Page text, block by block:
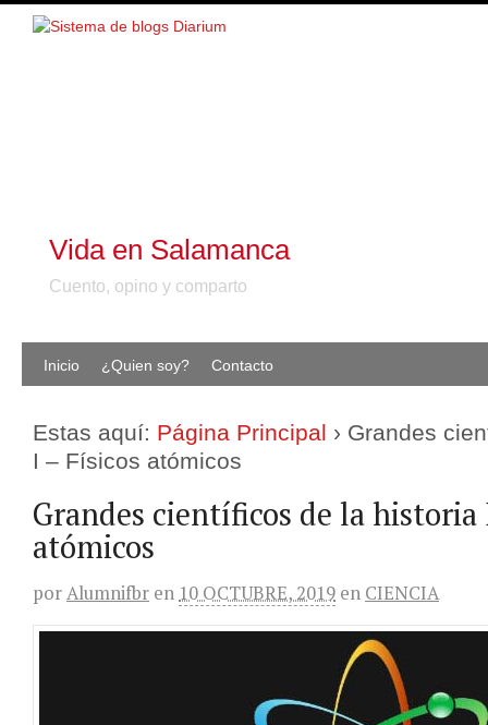
Vida en Salamanca
Cuento, opino y comparto
Inicio ¿Quien soy? Contacto
Estas aquí: Página Principal › Grandes
I – Físicos atómicos
Grandes científicos de la historia
atómicos
porAlumnifbr en 10 OCTUBRE, 2019 en CIENCIA